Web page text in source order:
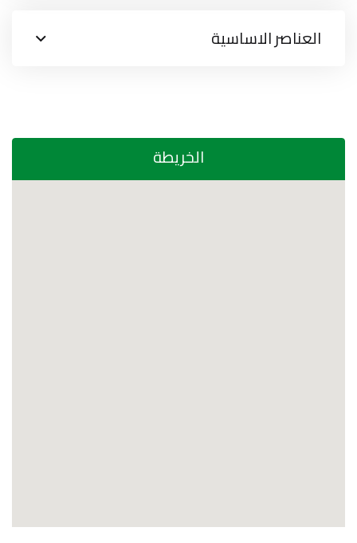
العناصر الاساسية
الخريطة